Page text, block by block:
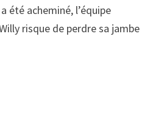
été acheminé, l’équipe
risque de perdre sa jambe